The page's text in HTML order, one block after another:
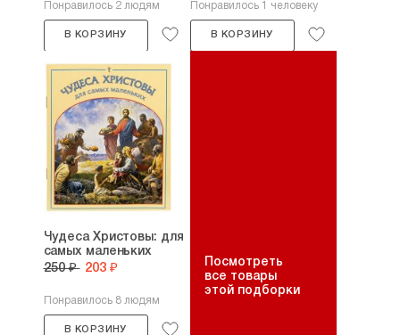
Понравилось 2 людям
В КОРЗИНУ
Понравилось 1 человеку
В КОРЗИНУ
Чудеса Христовы: для
самых маленьких
250 ₽ 203 ₽
Понравилось 8 людям
В КОРЗИНУ
Посмотреть
все товары
этой подборки